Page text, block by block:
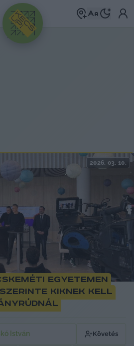
HIRDETÉS
2026. 03. 10.
egyetemen
kiknek kell
István Követés